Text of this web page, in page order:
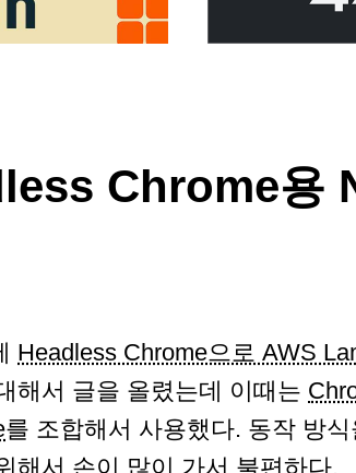
Chrome용
Headless Chrome으로 AWS
해서 글을 올렸는데 이때는
를 조합해서 사용했다. 동작 방
해서 손이 많이 가서 불편하다.